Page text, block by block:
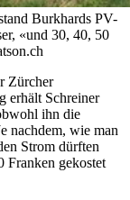
Burkhards PV-
«und 30, 40, 50
Zürcher
erhält Schreiner
ihn die
nachdem, wie man
Strom dürften
Franken gekostet